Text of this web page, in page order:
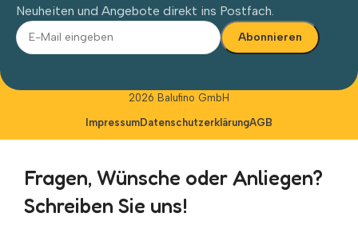
Neuheiten und Angebote direkt ins Postfach.
2026 Balufino GmbH
ImpressumDatenschutzerklärungAGB
Fragen, Wünsche oder Anliegen?
Schreiben Sie uns!